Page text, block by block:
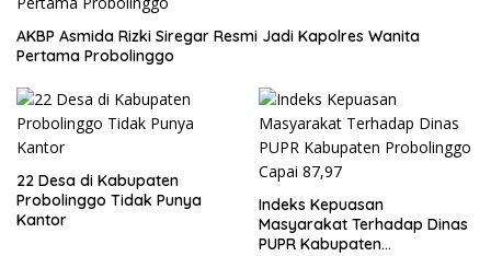
AKBP Asmida Rizki Siregar Resmi Jadi Kapolres Wanita
Pertama Probolinggo
22 Desa di Kabupaten
Probolinggo Tidak Punya
Kantor
Indeks Kepuasan
Masyarakat Terhadap Dinas
PUPR Kabupaten